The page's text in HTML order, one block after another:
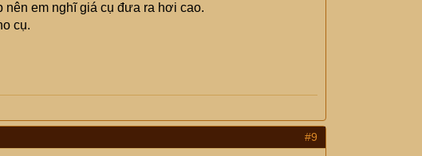
nên em nghĩ giá cụ đưa ra hơi cao.
cụ.
#9